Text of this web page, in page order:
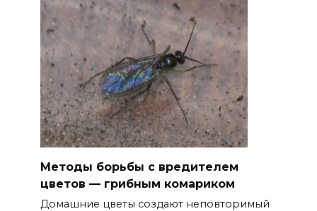
Методы борьбы с вредителем
цветов — грибным комариком
Домашние цветы создают неповторимый